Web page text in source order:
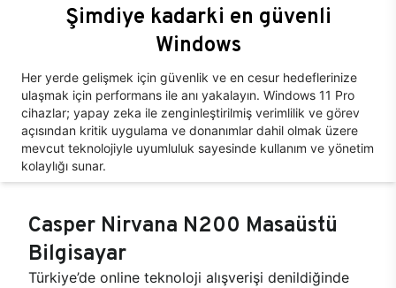
Şimdiye kadarki en güvenli
Windows
Her yerde gelişmek için güvenlik ve en cesur hedeflerinize
ulaşmak için performans ile anı yakalayın. Windows 11 Pro
cihazlar; yapay zeka ile zenginleştirilmiş verimlilik ve görev
açısından kritik uygulama ve donanımlar dahil olmak üzere
mevcut teknolojiyle uyumluluk sayesinde kullanım ve yönetim
kolaylığı sunar.
Casper Nirvana N200 Masaüstü
Bilgisayar
Türkiye’de online teknoloji alışverişi denildiğinde